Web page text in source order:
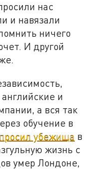
нас
и навязали
ничего
И другой
и
а вся так
обучение в
убежища в
жизнь с
умер Лондоне,